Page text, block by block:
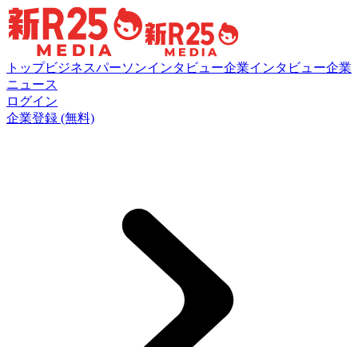
トップビジネスパーソンインタビュー企業インタビュー企業
ニュース
ログイン
企業登録 (無料)